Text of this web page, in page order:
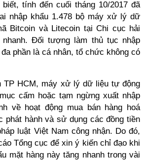
tính đến cuối tháng 10/2017 đã
nhập khẩu 1.478 bộ máy xử lý dữ
Bitcoin và Litecoin tại Chi cục hải
nhanh. Đối tượng làm thủ tục nhập
phần là cá nhân, tổ chức không có
TP HCM, máy xử lý dữ liệu tự động
cấm hoặc tạm ngừng xuất nhập
về hoạt động mua bán hàng hoá
phát hành và sử dụng các đồng tiền
luật Việt Nam công nhận. Do đó,
Tổng cục để xin ý kiến chỉ đạo khi
mặt hàng này tăng nhanh trong vài